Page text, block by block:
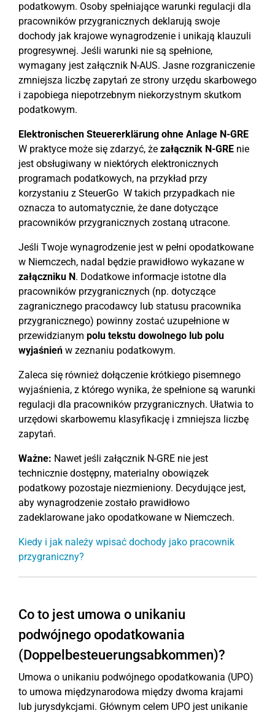
podatkowym. Osoby spełniające warunki regulacji dla
pracowników przygranicznych deklarują swoje
dochody jak krajowe wynagrodzenie i unikają klauzuli
progresywnej. Jeśli warunki nie są spełnione,
wymagany jest załącznik N-AUS. Jasne rozgraniczenie
zmniejsza liczbę zapytań ze strony urzędu skarbowego
i zapobiega niepotrzebnym niekorzystnym skutkom
podatkowym.
Elektronischen Steuererklärung ohne Anlage N-GRE
W praktyce może się zdarzyć, że załącznik N-GRE nie
jest obsługiwany w niektórych elektronicznych
programach podatkowych, na przykład przy
korzystaniu z SteuerGo W takich przypadkach nie
oznacza to automatycznie, że dane dotyczące
pracowników przygranicznych zostaną utracone.
Jeśli Twoje wynagrodzenie jest w pełni opodatkowane
w Niemczech, nadal będzie prawidłowo wykazane w
załączniku N. Dodatkowe informacje istotne dla
pracowników przygranicznych (np. dotyczące
zagranicznego pracodawcy lub statusu pracownika
przygranicznego) powinny zostać uzupełnione w
przewidzianym polu tekstu dowolnego lub polu
wyjaśnień w zeznaniu podatkowym.
Zaleca się również dołączenie krótkiego pisemnego
wyjaśnienia, z którego wynika, że spełnione są warunki
regulacji dla pracowników przygranicznych. Ułatwia to
urzędowi skarbowemu klasyfikację i zmniejsza liczbę
zapytań.
Ważne: Nawet jeśli załącznik N-GRE nie jest
technicznie dostępny, materialny obowiązek
podatkowy pozostaje niezmieniony. Decydujące jest,
aby wynagrodzenie zostało prawidłowo
zadeklarowane jako opodatkowane w Niemczech.
Kiedy i jak należy wpisać dochody jako pracownik
przygraniczny?
Co to jest umowa o unikaniu
podwójnego opodatkowania
(Doppelbesteuerungsabkommen)?
Umowa o unikaniu podwójnego opodatkowania (UPO)
to umowa międzynarodowa między dwoma krajami
lub jurysdykcjami. Głównym celem UPO jest unikanie